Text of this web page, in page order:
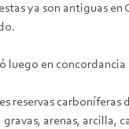
ya son antiguas
luego en
reservas
arenas, arcilla,